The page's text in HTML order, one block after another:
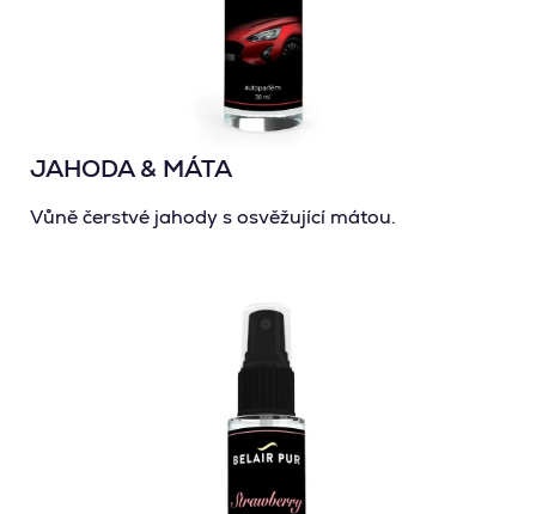
JAHODA & MÁTA
Vůně čerstvé jahody s osvěžující mátou.